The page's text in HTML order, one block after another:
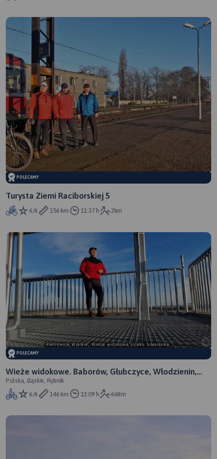
POLECAMY
Turysta Ziemi Raciborskiej 5
6/6 156 km 11:37 h 2km
POLECAMY
Wieże widokowe. Baborów, Głubczyce, Włodzienin,
Pietrowice Wielkie.
Polska, śląskie, Rybnik
6/6
146 km 13:09 h 668m